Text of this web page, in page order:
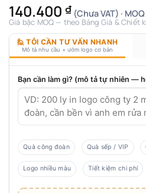
140.400 ₫ (Chưa VAT) ·
Giá bậc MOQ — theo Bảng Giá & Chiết
🙋 TÔI CẦN TƯ VẤN NHANH
Mô tả nhu cầu + ướm logo cơ bản
Bạn cần làm gì? (mô tả tự nhiên —
Quà công đoàn Quà sếp / VIP
Logo nhiều màu Tiết kiệm chi phí